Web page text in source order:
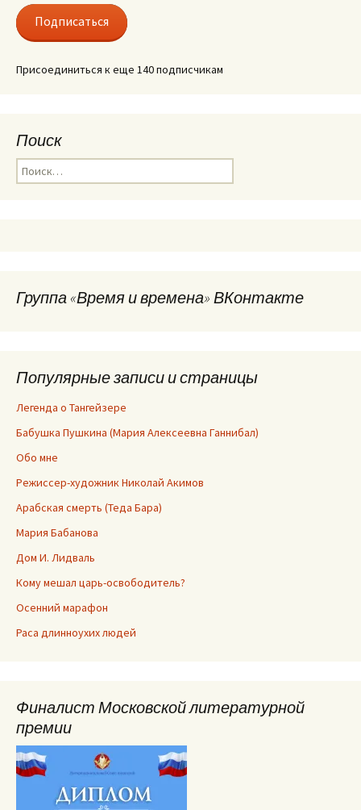
Подписаться
Присоединиться к еще 140 подписчикам
Поиск
Найти:
Группа «Время и времена» ВКонтакте
Популярные записи и страницы
Легенда о Тангейзере
Бабушка Пушкина (Мария Алексеевна Ганнибал)
Обо мне
Режиссер-художник Николай Акимов
Арабская смерть (Теда Бара)
Мария Бабанова
Дом И. Лидваль
Кому мешал царь-освободитель?
Осенний марафон
Раса длинноухих людей
Финалист Московской литературной
премии